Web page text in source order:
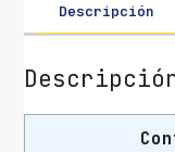
Descripción